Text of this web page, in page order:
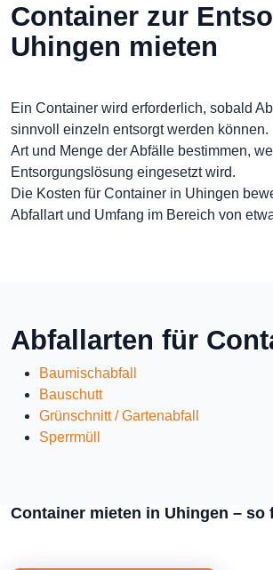
Container zur
Uhingen mieten
Ein Container wird erforderlich, sobald
sinnvoll einzeln entsorgt werden können.
Art und Menge der Abfälle bestimmen,
Entsorgungslösung eingesetzt wird.
Die Kosten für Container in Uhingen
Abfallart und Umfang im Bereich von
Abfallarten für
Baumischabfall
Bauschutt
Grünschnitt / Gartenabfall
Sperrmüll
Container mieten in Uhingen – so